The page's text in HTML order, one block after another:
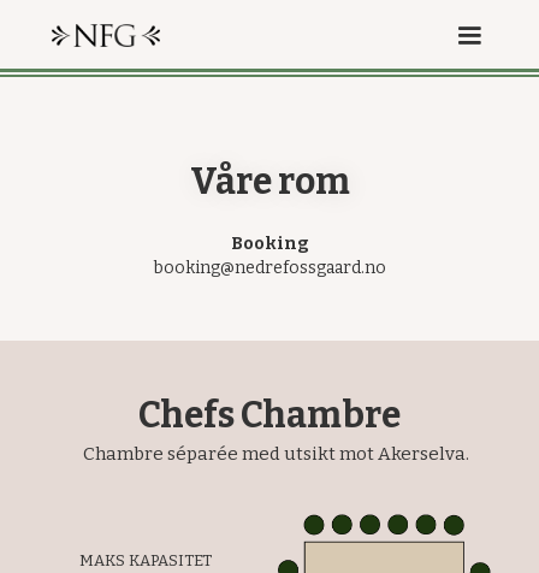
Våre rom
Booking
booking@nedrefossgaard.no
Chefs Chambre
Chambre séparée med utsikt mot Akerselva.
MAKS KAPASITET